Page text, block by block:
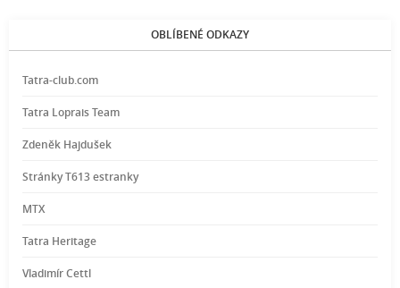
OBLÍBENÉ ODKAZY
Tatra-club.com
Tatra Loprais Team
Zdeněk Hajdušek
Stránky T613 estranky
MTX
Tatra Heritage
Vladimír Cettl